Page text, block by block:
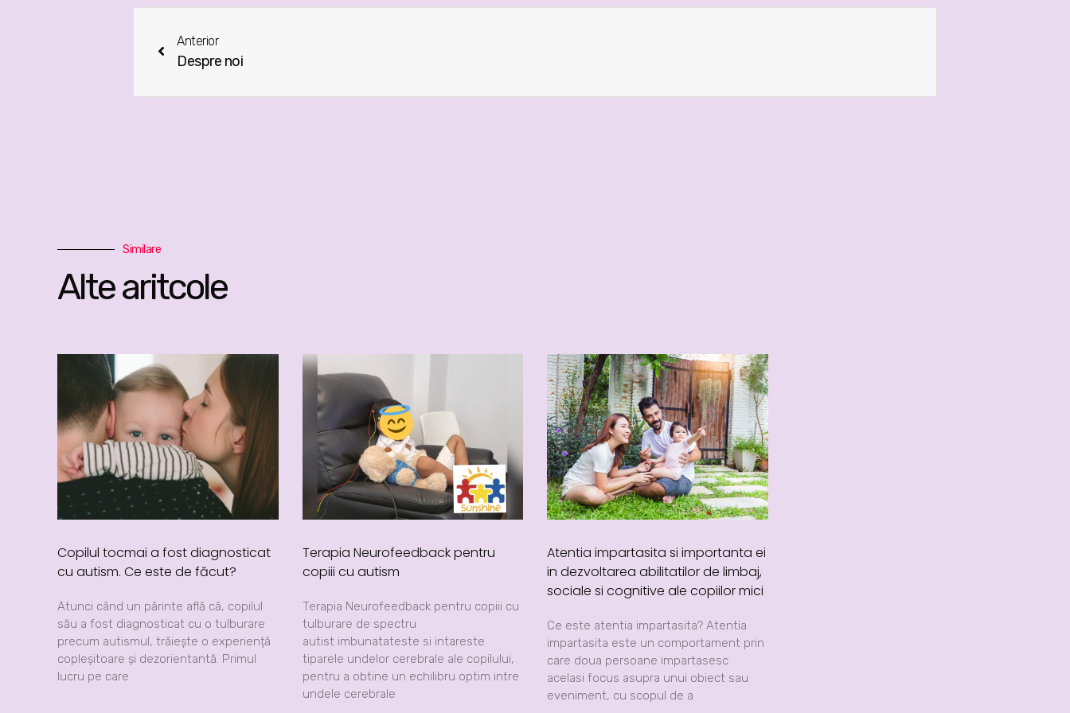
Anterior
Despre noi
Similare
Alte aritcole
Copilul tocmai a fost diagnosticat
cu autism. Ce este de făcut?
Atunci când un părinte află că, copilul
său a fost diagnosticat cu o tulburare
precum autismul, trăiește o experiență
copleșitoare și dezorientantă. Primul
lucru pe care
Terapia Neurofeedback pentru
copiii cu autism
Terapia Neurofeedback pentru copiii cu
tulburare de spectru
autist imbunatateste si intareste
tiparele undelor cerebrale ale copilului,
pentru a obtine un echilibru optim intre
undele cerebrale
Atentia impartasita si importanta ei
in dezvoltarea abilitatilor de limbaj,
sociale si cognitive ale copiilor mici
Ce este atentia impartasita? Atentia
impartasita este un comportament prin
care doua persoane impartasesc
acelasi focus asupra unui obiect sau
eveniment, cu scopul de a